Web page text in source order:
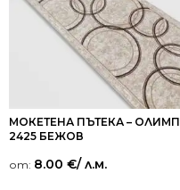
МОКЕТЕНА ПЪТЕКА – ОЛИМП
2425 БЕЖОВ
от: 8.00 €/ л.м.